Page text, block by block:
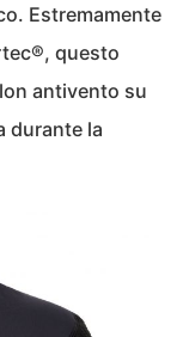
Estremamente
questo
antivento su
durante la